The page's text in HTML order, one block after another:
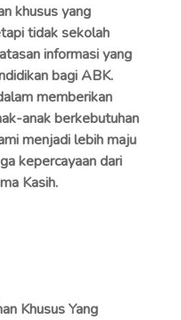
khusus yang
tidak sekolah
informasi yang
bagi ABK.
memberikan
anak berkebutuhan
menjadi lebih maju
kepercayaan dari
Kasih.
Khusus Yang